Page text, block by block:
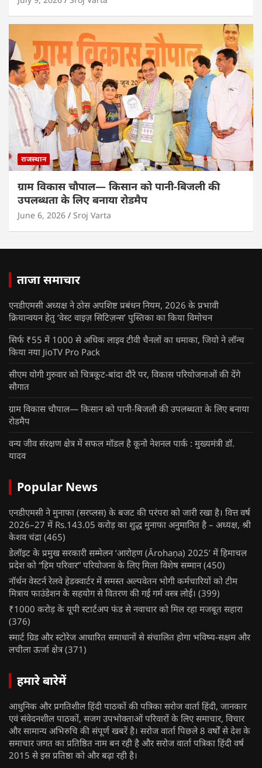
राजस्थान
ग्राम विकास चौपाल— किसान को पानी-बिजली की
उपलब्धता के लिए बनाया रोडमैप
June 6, 2026 Sroj Varta
ताजा समाचार
एनडीएमसी अध्यक्ष ने ठोस अपशिष्ट प्रबंधन नियम, 2026 के प्रभावी
क्रियान्वयन हेतु ‘वेस्ट वाइज़ सिटिज़न्स’ पुस्तिका का किया विमोचन
सिर्फ ₹55 में 1000 से अधिक लाइव टीवी चैनलों का धमाका, जियो ने लॉन्च
किया नया JioTV Pro Pack
सीएम योगी गुरुवार को चित्रकूट-बांदा दौरे पर, विकास परियोजनाओं की देंगे
सौगात
ग्राम विकास चौपाल— किसान को पानी-बिजली की उपलब्धता के लिए बनाया
रोडमैप
वन्य जीव संरक्षण क्षेत्र में सफल मॉडल है कूनो नेशनल पार्क : मुख्यमंत्री डॉ.
यादव
Popular News
एनडीएमसी ने मुनाफा (सरप्लस) के बजट की परंपरा को जारी रखा है। वित्त वर्ष
2026–27 में Rs.143.05 करोड़ का शुद्ध मुनाफा अनुमानित है – अध्यक्ष, श्री
केशव चंद्रा (465)
डेलॉइट के प्रमुख सरकारी सम्मेलन ‘आरोहण (Ārohaṇa) 2025’ में हिमाचल
प्रदेश को “हिम परिवार” परियोजना के लिए मिला विशेष सम्मान (450)
नॉर्थन वेस्टर्न रेलवे हेडक्वार्टर में समस्त अल्पवेतन भोगी कर्मचारियों को टीम
मित्राय फाउंडेशन के सहयोग से वितरण की गई गर्म वस्त्र लोई। (399)
₹1000 करोड़ के यूपी स्टार्टअप फंड से नवाचार को मिल रहा मजबूत सहारा
(376)
स्मार्ट ग्रिड और स्टोरेज आधारित समाधानों से संचालित होगा भविष्य-सक्षम और
लचीला ऊर्जा क्षेत्र (371)
हमारे बारेमें
आधुनिक और प्रगतिशील हिंदी पाठकों की पत्रिका सरोज वार्ता हिंदी, जानकार
एवं संवेदनशील पाठकों, सजग उपभोक्ताओं परिवारों के लिए समाचार, विचार
और सामान्य अभिरुचि की संपूर्ण खबरें है। सरोज वार्ता पिछले 8 वर्षों से देश के
समाचार जगत का प्रतिष्ठित नाम बन रही है और सरोज वार्ता पत्रिका हिंदी वर्ष
2015 से इस प्रतिष्ठा को और बढ़ा रही है।